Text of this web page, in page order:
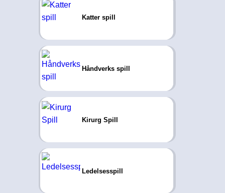
Katter spill
Håndverks spill
Kirurg Spill
Ledelsesspill